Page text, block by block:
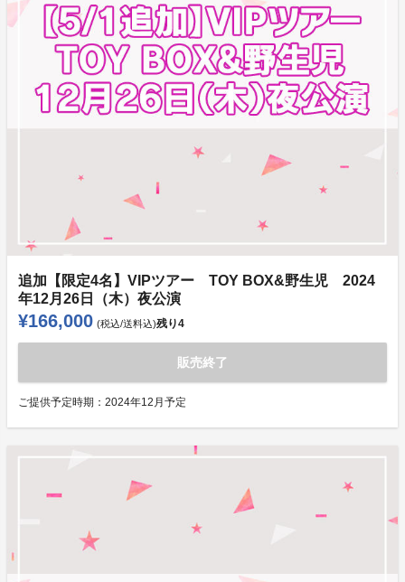
追加【限定4名】VIPツアー TOY BOX&野生児 2024
年12月26日（木）夜公演
¥166,000 (税込/送料込)残り4
販売終了
ご提供予定時期： 2024年12月予定